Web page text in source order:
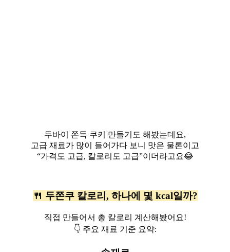
두바이 쫀득 쿠키 만들기도 해봤는데요,
고급 재료가 많이 들어가다 보니 맛은 물론이고
“가격도 고급, 칼로리도 고급”이더라고요😂
🍴 두쫀쿠 칼로리, 하나에 몇 kcal일까?
직접 만들어서 총 칼로리 계산해봤어요!
👇 주요 재료 기준 요약: